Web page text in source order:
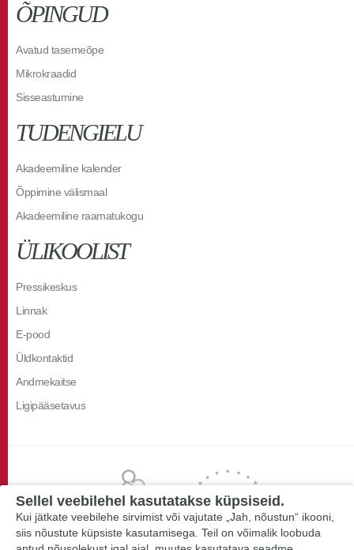
ÕPINGUD
Avatud tasemeõpe
Mikrokraadid
Sisseastumine
TUDENGIELU
Akadeemiline kalender
Õppimine välismaal
Akadeemiline raamatukogu
ÜLIKOOLIST
Pressikeskus
Linnak
E-pood
Üldkontaktid
Andmekaitse
Ligipääsetavus
Sellel veebilehel kasutatakse küpsiseid.
Kui jätkate veebilehe sirvimist või vajutate „Jah, nõustun“ ikooni,
siis nõustute küpsiste kasutamisega. Teil on võimalik loobuda